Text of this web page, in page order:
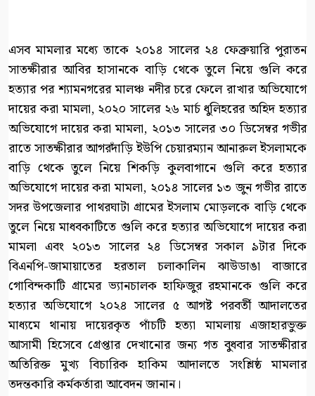
এসব মামলার মধ্যে তাকে ২০১৪ সালের ২৪ ফেব্রুয়ারি পুরাতন
সাতক্ষীরার আবির হাসানকে বাড়ি থেকে তুলে নিয়ে গুলি করে
হত্যার পর শ্যামনগরের মালঞ্চ নদীর চরে ফেলে রাখার অভিযোগে
দায়ের করা মামলা, ২০২০ সালের ২৬ মার্চ ধুলিহরের অহিদ হত্যার
অভিযোগে দায়ের করা মামলা, ২০১৩ সালের ৩০ ডিসেম্বর গভীর
রাতে সাতক্ষীরার আগরদাঁড়ি ইউপি চেয়ারম্যান আনারুল ইসলামকে
বাড়ি থেকে তুলে নিয়ে শিকড়ি কুলবাগানে গুলি করে হত্যার
অভিযোগে দায়ের করা মামলা, ২০১৪ সালের ১৩ জুন গভীর রাতে
সদর উপজেলার পাথরঘাটা গ্রামের ইসলাম মোড়লকে বাড়ি থেকে
তুলে নিয়ে মাধবকাটিতে গুলি করে হত্যার অভিযোগে দায়ের করা
মামলা এবং ২০১৩ সালের ২৪ ডিসেম্বর সকাল ৯টার দিকে
বিএনপি-জামায়াতের হরতাল চলাকালিন ঝাউডাঙা বাজারে
গোবিন্দকাটি গ্রামের ভ্যানচালক হাফিজুর রহমানকে গুলি করে
হত্যার অভিযোগে ২০২৪ সালের ৫ আগষ্ট পরবর্তী আদালতের
মাধ্যমে থানায় দায়েরকৃত পাঁচটি হত্যা মামলায় এজাহারভুক্ত
আসামী হিসেবে গ্রেপ্তার দেখানোর জন্য গত বুধবার সাতক্ষীরার
অতিরিক্ত মুখ্য বিচারিক হাকিম আদালতে সংশ্লিষ্ঠ মামলার
তদন্তকারি কর্মকর্তারা আবেদন জানান।